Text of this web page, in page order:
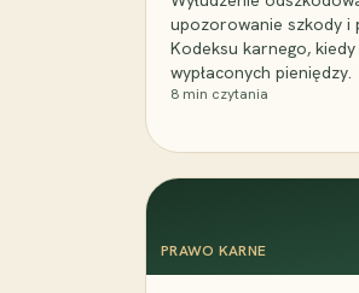
upozorowanie szkody i
Kodeksu karnego,
wypłaconych pieniędzy.
8 min czytania
PRAWO KARNE